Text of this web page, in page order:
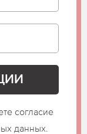
согласие
данных.